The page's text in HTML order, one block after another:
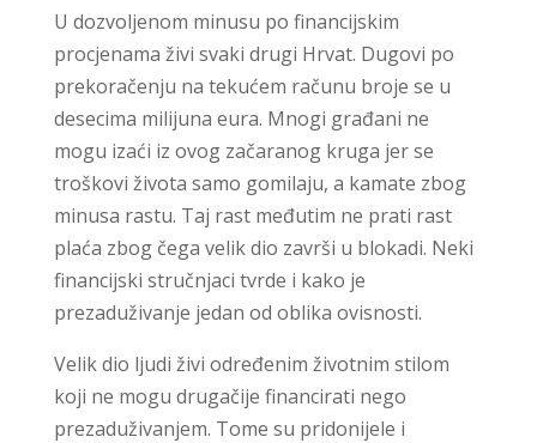
U dozvoljenom minusu po financijskim
procjenama živi svaki drugi Hrvat. Dugovi po
prekoračenju na tekućem računu broje se u
desecima milijuna eura. Mnogi građani ne
mogu izaći iz ovog začaranog kruga jer se
troškovi života samo gomilaju, a kamate zbog
minusa rastu. Taj rast međutim ne prati rast
plaća zbog čega velik dio završi u blokadi. Neki
financijski stručnjaci tvrde i kako je
prezaduživanje jedan od oblika ovisnosti.
Velik dio ljudi živi određenim životnim stilom
koji ne mogu drugačije financirati nego
prezaduživanjem. Tome su pridonijele i